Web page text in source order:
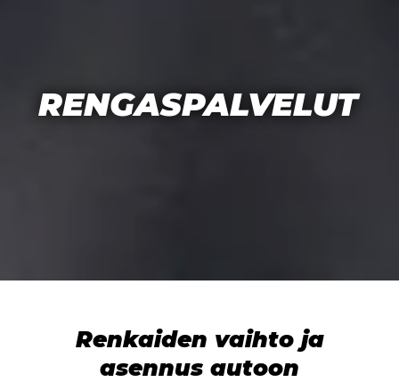
RENGASPALVELUT
Renkaiden vaihto ja
asennus autoon